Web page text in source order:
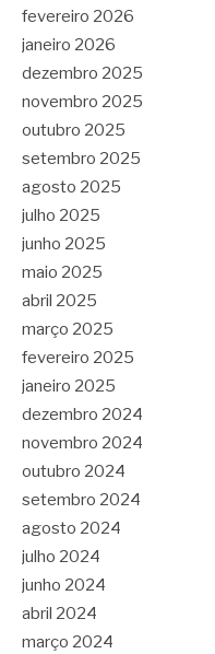
fevereiro 2026
janeiro 2026
dezembro 2025
novembro 2025
outubro 2025
setembro 2025
agosto 2025
julho 2025
junho 2025
maio 2025
abril 2025
março 2025
fevereiro 2025
janeiro 2025
dezembro 2024
novembro 2024
outubro 2024
setembro 2024
agosto 2024
julho 2024
junho 2024
abril 2024
março 2024